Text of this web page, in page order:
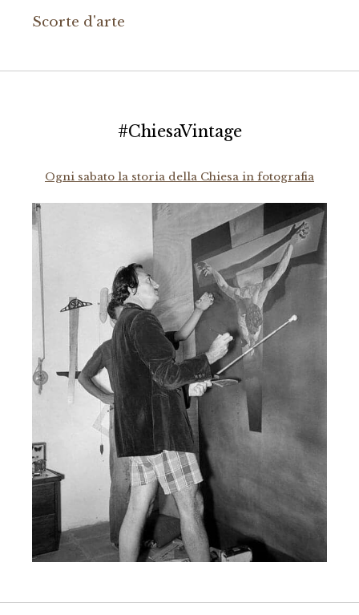
Scorte d'arte
#ChiesaVintage
Ogni sabato la storia della Chiesa in fotografia